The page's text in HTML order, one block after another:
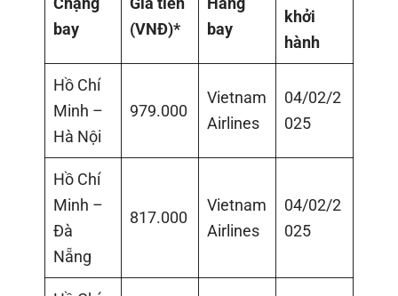
bay
(VNĐ)*
bay
khởi
hành
Hồ Chí
Minh –
Hà Nội
979.000
Vietnam
Airlines
04/02/2
025
Hồ Chí
Minh –
Đà
Nẵng
817.000
Vietnam
Airlines
04/02/2
025